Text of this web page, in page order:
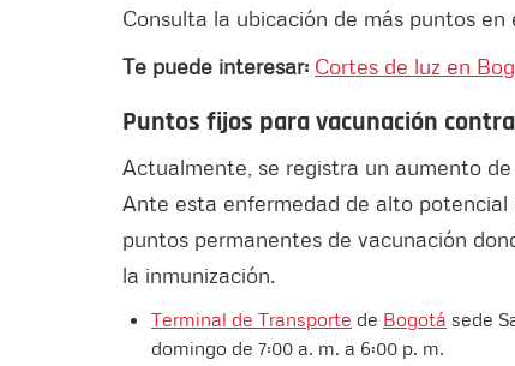
Consulta la ubicación de más puntos en
Te puede interesar: Cortes de luz en
Puntos fijos para vacunación
Actualmente, se registra un aumento
Ante esta enfermedad de alto potencial
puntos permanentes de vacunación
la inmunización.
Terminal de Transporte de Bogotá sede
domingo de 7:00 a. m. a 6:00 p. m.